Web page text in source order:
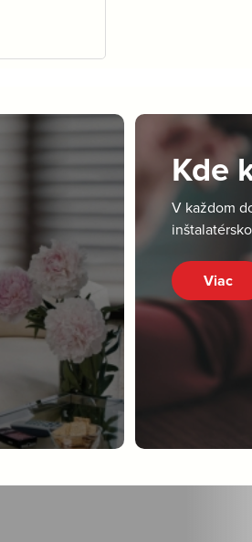
Kde
V každom
Viac